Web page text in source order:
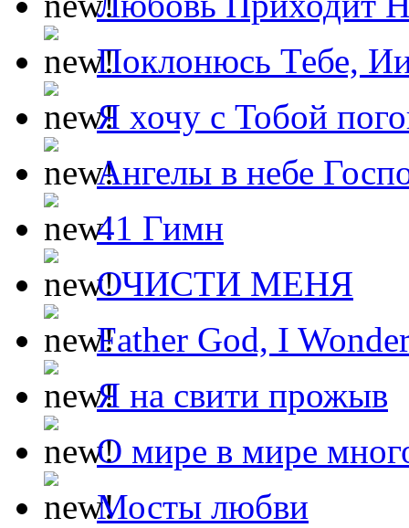
Поклонюсь Тебе,
Я хочу с Тобой
Ангелы в небе
41 Гимн
ОЧИСТИ МЕНЯ
Father God, I
Я на свити прожыв
О мире в мире
Мосты любви